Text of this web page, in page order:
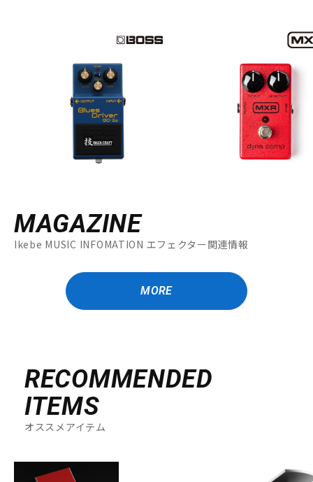
MAGAZINE
Ikebe MUSIC INFOMATION エフェクター関連情報
MORE
RECOMMENDED
ITEMS
オススメアイテム